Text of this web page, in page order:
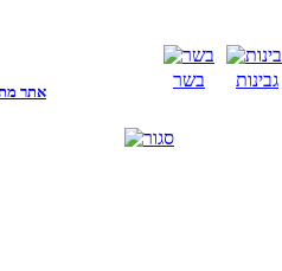
אתר
בשר גבינות